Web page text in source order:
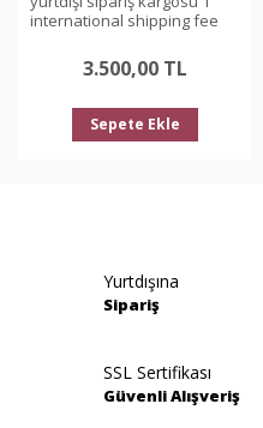
international shipping fee
3.500,00 TL
Sepete Ekle
Yurtdışına
Sipariş
SSL Sertifikası
Güvenli Alışveriş